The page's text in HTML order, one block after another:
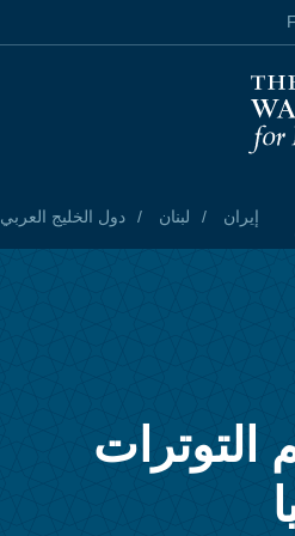
إيران لبنان دول الخليج العربي
التوترات